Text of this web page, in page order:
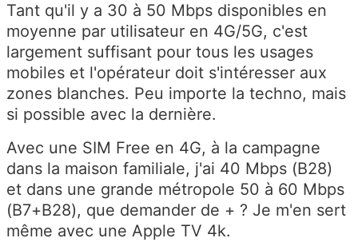
Tant qu'il y a 30 à 50 Mbps disponibles en
moyenne par utilisateur en 4G/5G, c'est
largement suffisant pour tous les usages
mobiles et l'opérateur doit s'intéresser aux
zones blanches. Peu importe la techno, mais
si possible avec la dernière.
Avec une SIM Free en 4G, à la campagne
dans la maison familiale, j'ai 40 Mbps (B28)
et dans une grande métropole 50 à 60 Mbps
(B7+B28), que demander de + ? Je m'en sert
même avec une Apple TV 4k.